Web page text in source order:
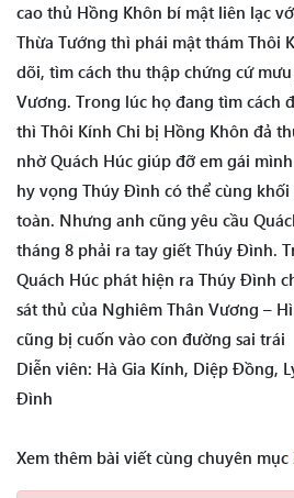
cao thủ Hồng Khôn bí mật liên lạc
Thừa Tướng thì phái mật thám Thôi
dõi, tìm cách thu thập chứng cứ
Vương. Trong lúc họ đang tìm cách
thì Thôi Kính Chi bị Hồng Khôn đả
nhờ Quách Húc giúp đỡ em gái
hy vọng Thúy Đình có thể cùng
toàn. Nhưng anh cũng yêu cầu
tháng 8 phải ra tay giết Thúy Đình.
Quách Húc phát hiện ra Thúy Đình
sát thủ của Nghiêm Thân Vương –
cũng bị cuốn vào con đường sai trái
Diễn viên: Hà Gia Kính, Diệp Đồng,
Đình
Xem thêm bài viết cùng chuyên mục